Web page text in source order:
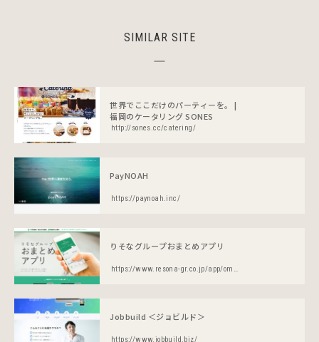
SIMILAR SITE
世界でここだけのパーティーを。 |
福岡のケータリング SONES
http://sones.cc/catering/
PayNOAH
https://paynoah.inc/
りそなグループおまとめアプリ
https://www.resona-gr.co.jp/app/omatome/landing1.html
Jobbuild ＜ジョビルド＞
https://www.jobbuild.biz/